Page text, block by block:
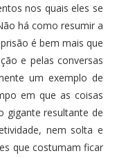
nos quais eles se
há como resumir a
é bem mais que
e pelas conversas
um exemplo de
em que as coisas
gigante resultante de
nem solta e
que costumam ficar